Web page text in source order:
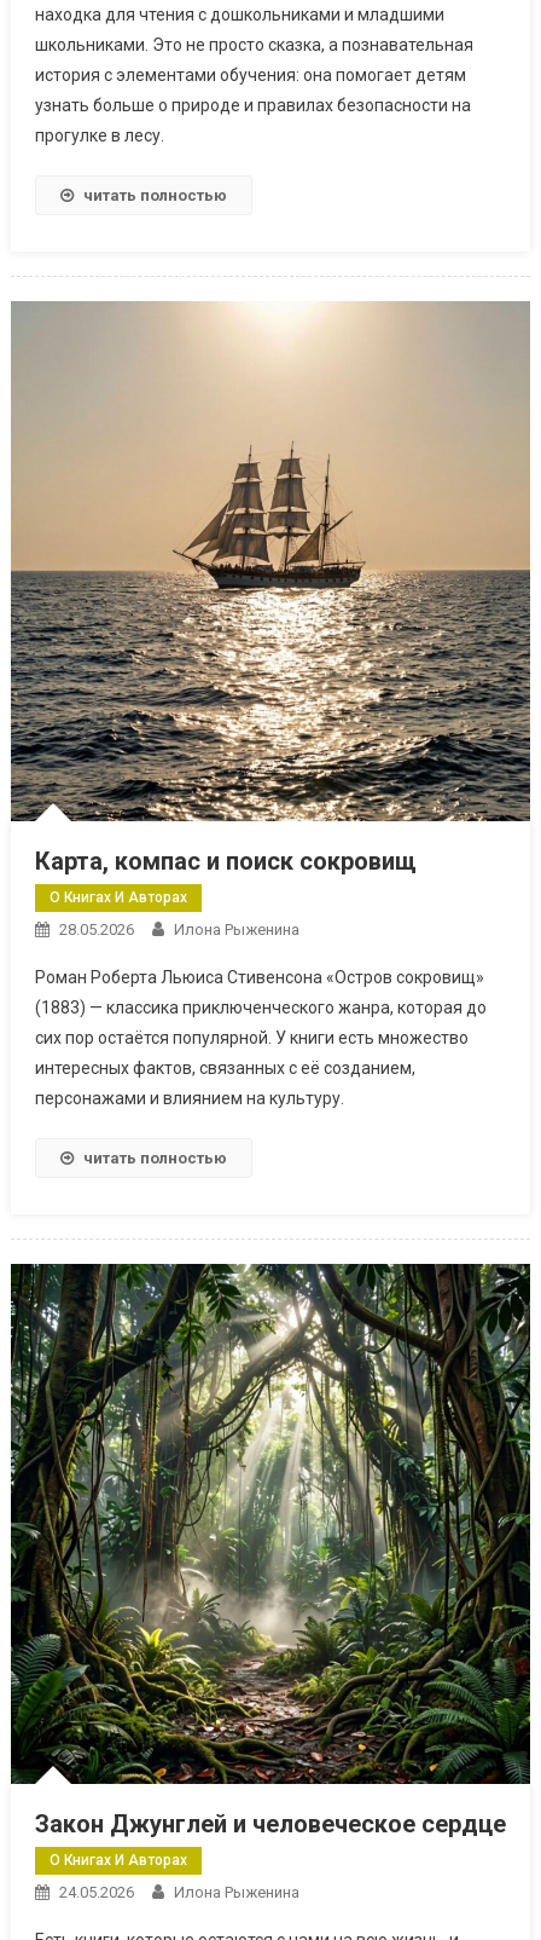
находка для чтения с дошкольниками и младшими
школьниками. Это не просто сказка, а познавательная
история с элементами обучения: она помогает детям
узнать больше о природе и правилах безопасности на
прогулке в лесу.
читать полностью
Карта, компас и поиск сокровищ
О Книгах И Авторах
28.05.2026 Илона Рыженина
Роман Роберта Льюиса Стивенсона «Остров сокровищ»
(1883) — классика приключенческого жанра, которая до
сих пор остаётся популярной. У книги есть множество
интересных фактов, связанных с её созданием,
персонажами и влиянием на культуру.
читать полностью
Закон Джунглей и человеческое сердце
О Книгах И Авторах
24.05.2026 Илона Рыженина